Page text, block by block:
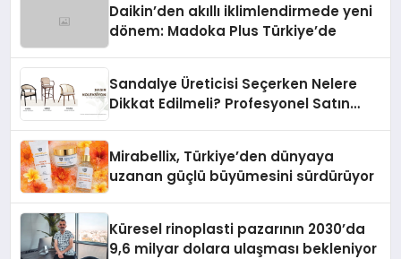
Daikin’den akıllı iklimlendirmede yeni
dönem: Madoka Plus Türkiye’de
Sandalye Üreticisi Seçerken Nelere
Dikkat Edilmeli? Profesyonel Satın
Mirabellix, Türkiye’den dünyaya
uzanan güçlü büyümesini sürdürüyor
Küresel rinoplasti pazarının 2030’da
9,6 milyar dolara ulaşması bekleniyor